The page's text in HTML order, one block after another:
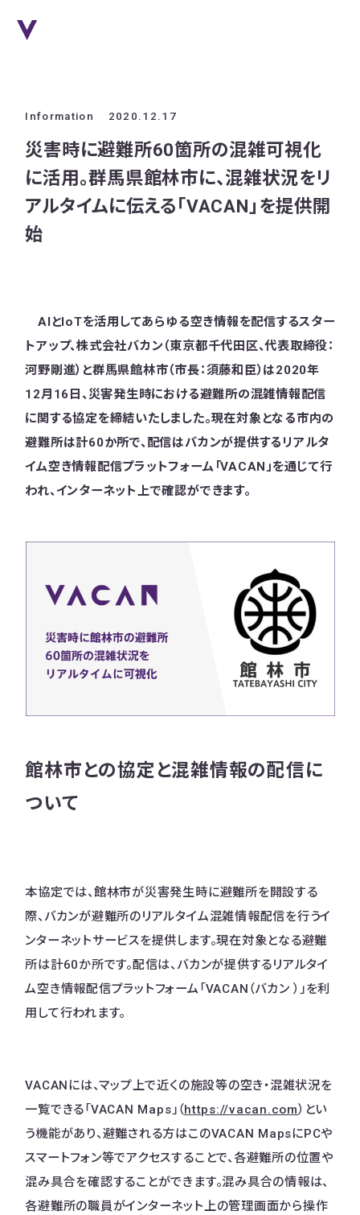
Information 2020.12.17
災害時に避難所60箇所の混雑可視化
に活用。群馬県館林市に、混雑状況をリ
アルタイムに伝える「VACAN」を提供開
始
AIとIoTを活用してあらゆる空き情報を配信するスター
トアップ、株式会社バカン（東京都千代田区、代表取締役：
河野剛進）と群馬県館林市（市長：須藤和臣）は2020年
12月16日、災害発生時における避難所の混雑情報配信
に関する協定を締結いたしました。現在対象となる市内の
避難所は計60か所で、配信はバカンが提供するリアルタ
イム空き情報配信プラットフォーム「VACAN」を通じて行
われ、インターネット上で確認ができます。
館林市との協定と混雑情報の配信に
ついて
本協定では、館林市が災害発生時に避難所を開設する
際、バカンが避難所のリアルタイム混雑情報配信を行うイ
ンターネットサービスを提供します。現在対象となる避難
所は計60か所です。配信は、バカンが提供するリアルタイ
ム空き情報配信プラットフォーム「VACAN（バカン ）」を利
用して行われます。
VACANには、マップ上で近くの施設等の空き・混雑状況を
一覧できる「VACAN Maps」（https://vacan.com）とい
う機能があり、避難される方はこのVACAN MapsにPCや
スマートフォン等でアクセスすることで、各避難所の位置や
混み具合を確認することができます。​混み具合の情報は、
各避難所の職員がインターネット上の管理画面から操作